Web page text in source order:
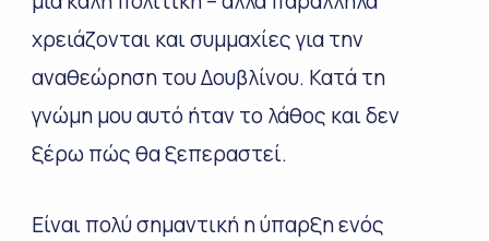
χρειάζονται και συμμαχίες για την
αναθεώρηση του Δουβλίνου. Κατά τη
γνώμη μου αυτό ήταν το λάθος και δεν
ξέρω πώς θα ξεπεραστεί.
Είναι πολύ σημαντική η ύπαρξη ενός